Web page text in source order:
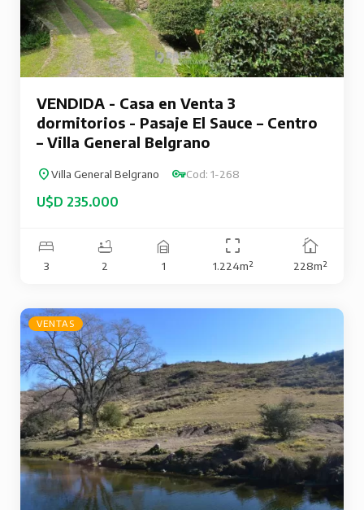
VENDIDA - Casa en Venta 3
dormitorios - Pasaje El Sauce – Centro
– Villa General Belgrano
Villa General Belgrano Cod: 1-268
U$D 235.000
3 2 1 1.224m² 228m²
VENTAS